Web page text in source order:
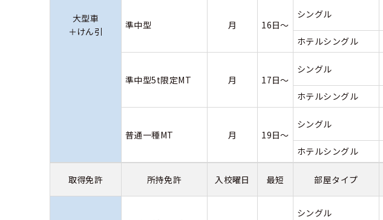
大型車
＋けん引
準中型 月 16日～
シングル
ホテルシングル
準中型5t限定MT 月 17日～
シングル
ホテルシングル
普通一種MT 月 19日～
シングル
ホテルシングル
取得免許 所持免許 入校曜日 最短 部屋タイプ
シングル